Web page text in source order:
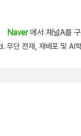
Naver에서 채널A를
전재, 재배포 및 AI학